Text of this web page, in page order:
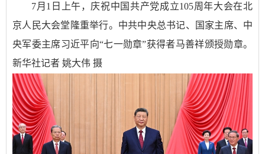
7月1日上午，庆祝中国共产党成立105周年大会在北
京人民大会堂隆重举行。中共中央总书记、国家主席、中
央军委主席习近平向“七一勋章”获得者马善祥颁授勋章。
新华社记者 姚大伟 摄